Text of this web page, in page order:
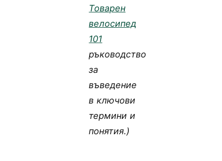
Товарен
велосипед
101
ръководство
за
въведение
в ключови
термини и
понятия.)